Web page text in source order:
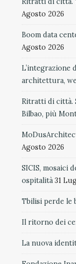
Agosto 2026
Boom data
Agosto 2026
L’integrazione
architettura,
Ritratti di città.
Bilbao, più
Agosto 2026
SICIS, mosaici
ospitalità 31
Tbilisi perde le
Il ritorno dei
La nuova